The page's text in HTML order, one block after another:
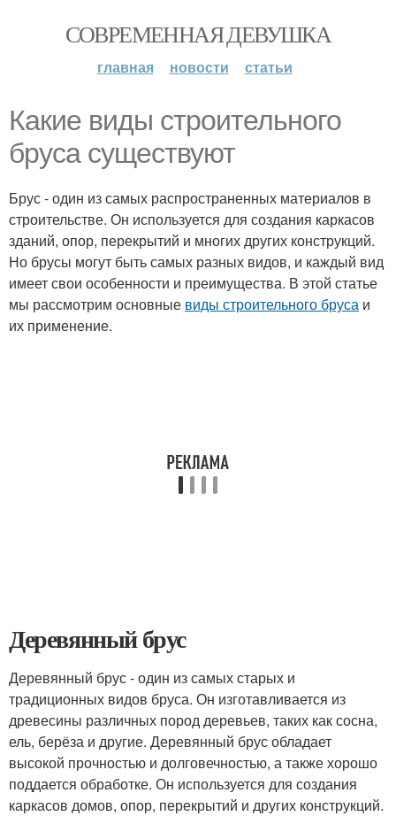
СОВРЕМЕННАЯ ДЕВУШКА
главная новости статьи
Какие виды строительного
бруса существуют
Брус - один из самых распространенных материалов в
строительстве. Он используется для создания каркасов
зданий, опор, перекрытий и многих других конструкций.
Но брусы могут быть самых разных видов, и каждый вид
имеет свои особенности и преимущества. В этой статье
мы рассмотрим основные виды строительного бруса и
их применение.
Деревянный брус
Деревянный брус - один из самых старых и
традиционных видов бруса. Он изготавливается из
древесины различных пород деревьев, таких как сосна,
ель, берёза и другие. Деревянный брус обладает
высокой прочностью и долговечностью, а также хорошо
поддается обработке. Он используется для создания
каркасов домов, опор, перекрытий и других конструкций.